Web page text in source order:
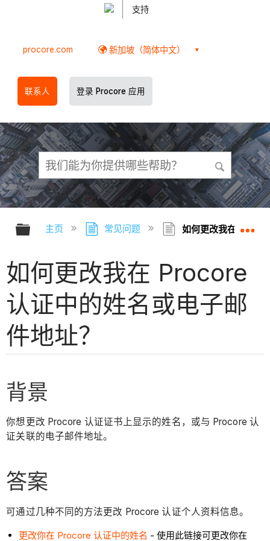
支持
procore.com 新加坡（简体中文）
联系人 登录 Procore 应用
扩展/隐缩全局层次
主页 常见问题 如何更改我在
如何更改我在 Procore
认证中的姓名或电子邮
件地址？
背景
你想更改 Procore 认证证书上显示的姓名，或与 Procore 认
证关联的电子邮件地址。
答案
可通过几种不同的方法更改 Procore 认证个人资料信息。
更改你在 Procore 认证中的姓名 - 使用此链接可更改你在